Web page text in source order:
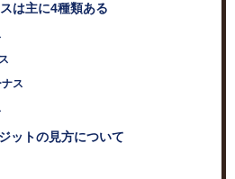
は主に4種類ある
ス
ットの見方について